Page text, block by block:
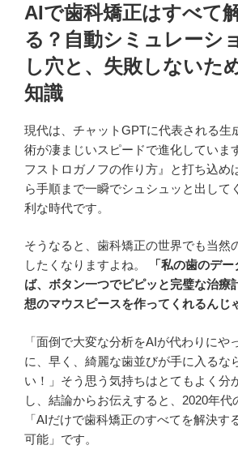
AIで歯科矯正はすべて
る？自動シミュレーシ
し穴と、失敗しないた
知識
現代は、チャットGPTに代表される生
術が凄まじいスピードで進化していま
フストロガノフの作り方』と打ち込め
ら手順まで一瞬でシュシュッと出して
利な時代です。
そうなると、歯科矯正の世界でも当然
したくなりますよね。
「私の歯のデ
ば、ボタン一つでピピッと完璧な治療
想のマウスピースを作ってくれるんじ
「面倒で大変な分析をAIが代わりにや
に、早く、綺麗な歯並びが手に入るな
い！」そう思う気持ちはとてもよく分
し、結論からお伝えすると、2020年代
「AIだけで歯科矯正のすべてを解決す
可能」です。